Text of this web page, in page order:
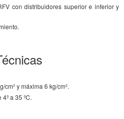
con distribuidores superior e inferior y
cm² y máxima 6 kg/cm².
4º a 35 ºC.